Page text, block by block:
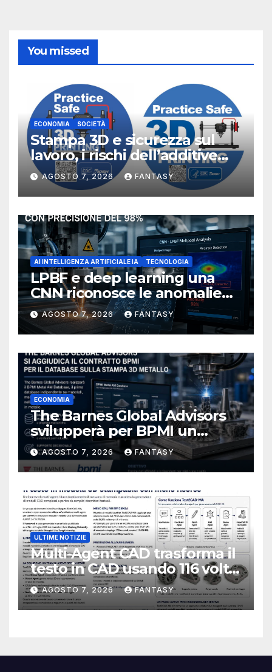
You missed
ECONOMIA SOCIETÀ
Stampa 3D e sicurezza sul
lavoro, i rischi dell’additive
manufacturing secondo
NIOSH
AGOSTO 7, 2026 FANTASY
AI INTELLIGENZA ARTIFICIALE IA TECNOLOGIA
LPBF e deep learning una
CNN riconosce le anomalie
del bagno di fusione
AGOSTO 7, 2026 FANTASY
ECONOMIA
The Barnes Global Advisors
svilupperà per BPMI un
database per la stampa 3D
metallica destinata alla filiera
navale statunitense
AGOSTO 7, 2026 FANTASY
ULTIME NOTIZIE
Multi-Agent CAD trasforma il
testo in CAD usando 116 volte
meno token
AGOSTO 7, 2026 FANTASY